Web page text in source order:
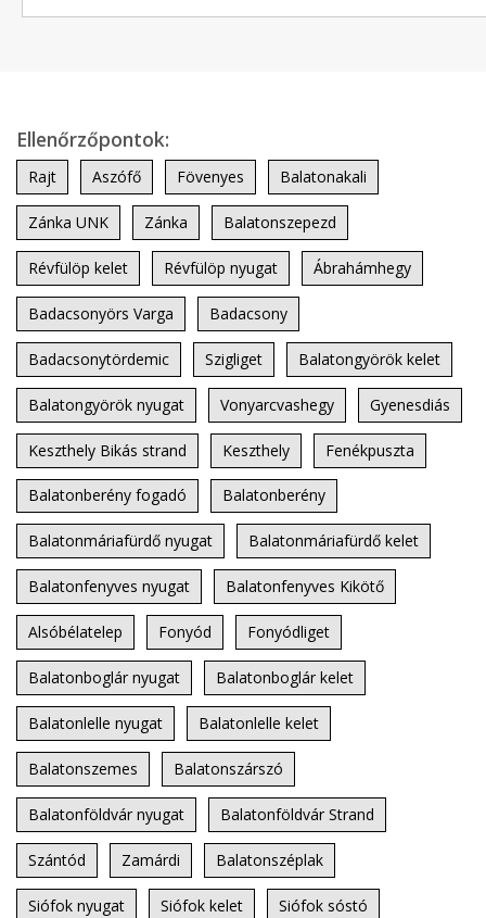
Ellenőrzőpontok:
Rajt Aszófő Fövenyes Balatonakali
Zánka UNK Zánka Balatonszepezd
Révfülöp kelet Révfülöp nyugat Ábrahámhegy
Badacsonyörs Varga Badacsony
Badacsonytördemic Szigliget Balatongyörök kelet
Balatongyörök nyugat Vonyarcvashegy Gyenesdiás
Keszthely Bikás strand Keszthely Fenékpuszta
Balatonberény fogadó Balatonberény
Balatonmáriafürdő nyugat Balatonmáriafürdő kelet
Balatonfenyves nyugat Balatonfenyves Kikötő
Alsóbélatelep Fonyód Fonyódliget
Balatonboglár nyugat Balatonboglár kelet
Balatonlelle nyugat Balatonlelle kelet
Balatonszemes Balatonszárszó
Balatonföldvár nyugat Balatonföldvár Strand
Szántód Zamárdi Balatonszéplak
Siófok nyugat Siófok kelet Siófok sóstó